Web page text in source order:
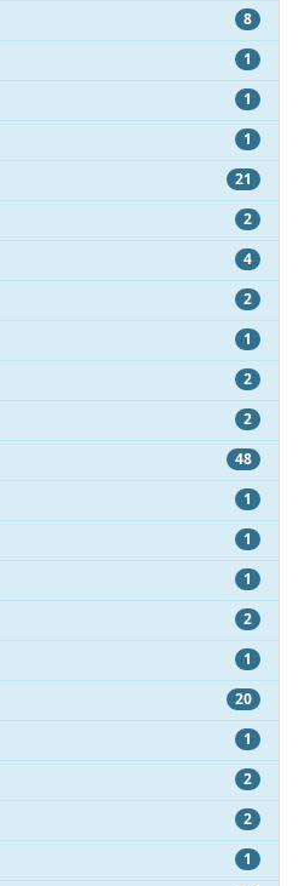
8
1
1
1
21
2
4
2
1
2
2
48
1
1
1
2
1
20
1
2
2
1